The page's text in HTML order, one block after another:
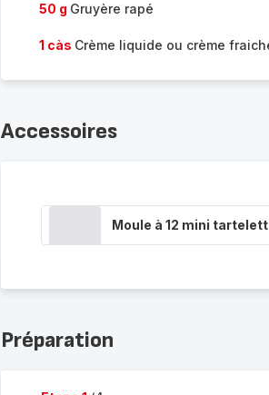
50 g Gruyère rapé
1 càs Crème liquide ou crème
Accessoires
Moule à 12 mini
Préparation